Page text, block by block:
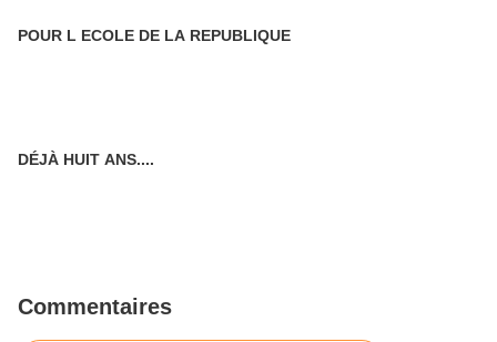
POUR L ECOLE DE LA REPUBLIQUE
DÉJÀ HUIT ANS....
Commentaires